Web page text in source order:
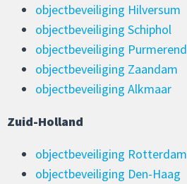
objectbeveiliging Hilversum
objectbeveiliging Schiphol
objectbeveiliging Purmerend
objectbeveiliging Zaandam
objectbeveiliging Alkmaar
Zuid-Holland
objectbeveiliging Rotterdam
objectbeveiliging Den-Haag